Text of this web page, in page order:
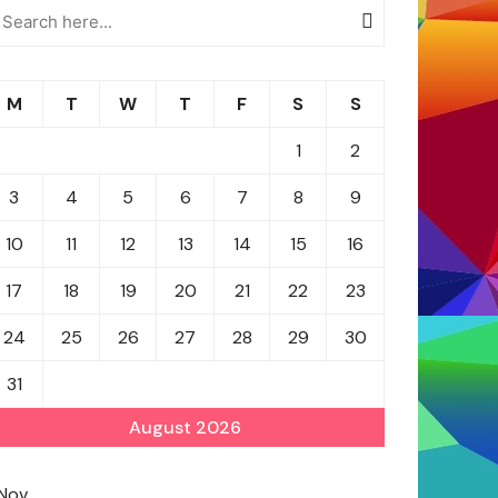
August 2026
M T W T F S
S
1
2
3
4 5 6 7 8
9
10
11 12 13 14 15
16
17
18 19 20 21 22
23
24
25 26 27 28 29
30
31